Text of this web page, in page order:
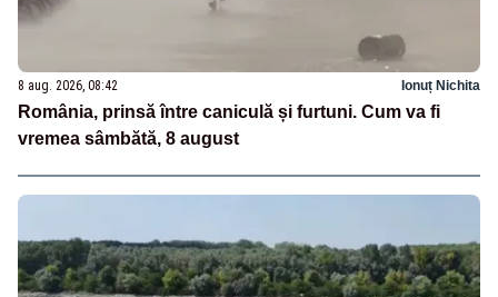
8 aug. 2026, 08:42 Ionuț Nichita
România, prinsă între caniculă și furtuni. Cum va fi
vremea sâmbătă, 8 august